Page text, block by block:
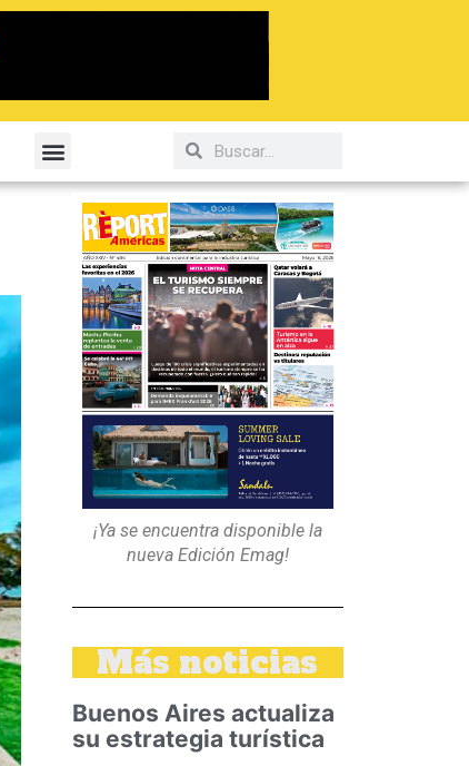
¡Ya se encuentra disponible la
nueva Edición Emag!
Más noticias
Buenos Aires actualiza
su estrategia turística